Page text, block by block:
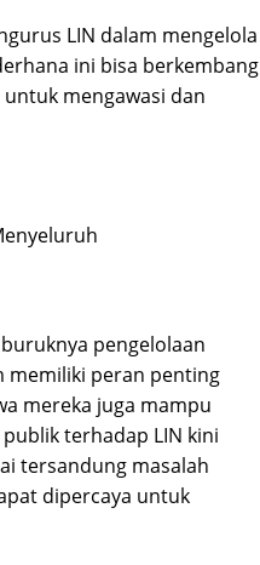
LIN dalam mengelola
ini bisa berkembang
mengawasi dan
pengelolaan
memiliki peran penting
mereka juga mampu
terhadap LIN kini
tersandung masalah
dipercaya untuk